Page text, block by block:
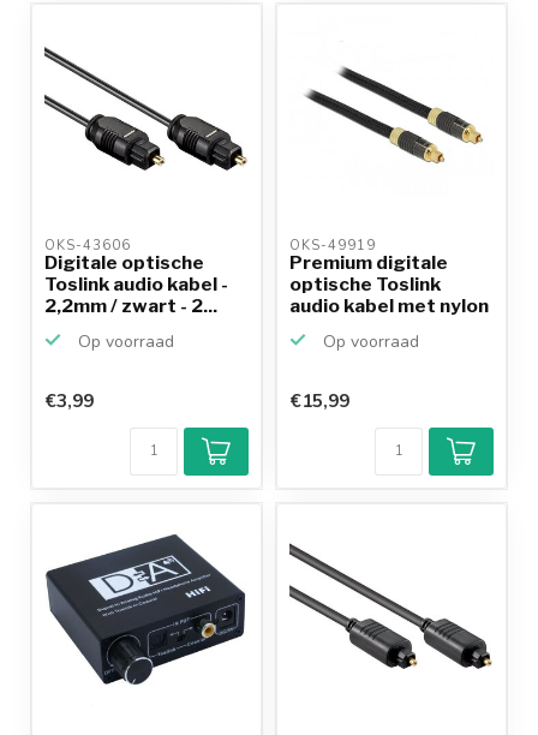
OKS-43606
Digitale optische
Toslink audio kabel -
2,2mm / zwart - 2...
Op voorraad
€3,99
OKS-49919
Premium digitale
optische Toslink
audio kabel met nylon
Op voorraad
€15,99